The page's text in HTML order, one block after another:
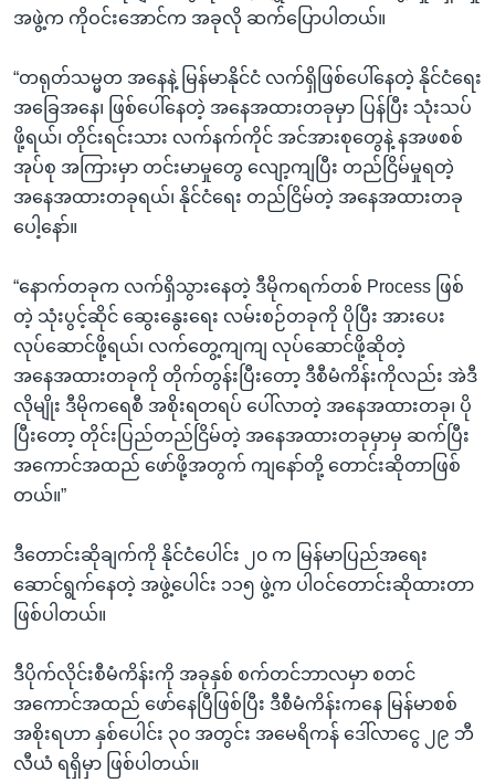
အဖွဲ့က ကိုဝင်းအောင်က အခုလို ဆက်ပြောပါတယ်။
“တရုတ်သမ္မတ အနေနဲ့ မြန်မာနိုင်ငံ လက်ရှိဖြစ်ပေါ်နေတဲ့ နိုင်ငံရေး
အခြေအနေ၊ ဖြစ်ပေါ်နေတဲ့ အနေအထားတခုမှာ ပြန်ပြီး သုံးသပ်
ဖို့ရယ်၊ တိုင်းရင်းသား လက်နက်ကိုင် အင်အားစုတွေနဲ့ နအဖစစ်
အုပ်စု အကြားမှာ တင်းမာမှုတွေ လျော့ကျပြီး တည်ငြိမ်မှုရတဲ့
အနေအထားတခုရယ်၊ နိုင်ငံရေး တည်ငြိမ်တဲ့ အနေအထားတခု
ပေါ့နော်။
“နောက်တခုက လက်ရှိသွားနေတဲ့ ဒီမိုကရက်တစ် Process ဖြစ်
တဲ့ သုံးပွင့်ဆိုင် ဆွေးနွေးရေး လမ်းစဉ်တခုကို ပိုပြီး အားပေး
လုပ်ဆောင်ဖို့ရယ်၊ လက်တွေ့ကျကျ လုပ်ဆောင်ဖို့ဆိုတဲ့
အနေအထားတခုကို တိုက်တွန်းပြီးတော့ ဒီစီမံကိန်းကိုလည်း အဲဒီ
လိုမျိုး ဒီမိုကရေစီ အစိုးရတရပ် ပေါ်လာတဲ့ အနေအထားတခု၊ ပို
ပြီးတော့ တိုင်းပြည်တည်ငြိမ်တဲ့ အနေအထားတခုမှာမှ ဆက်ပြီး
အကောင်အထည် ဖော်ဖို့အတွက် ကျနော်တို့ တောင်းဆိုတာဖြစ်
တယ်။”
ဒီတောင်းဆိုချက်ကို နိုင်ငံပေါင်း ၂၀ က မြန်မာပြည်အရေး
ဆောင်ရွက်နေတဲ့ အဖွဲ့ပေါင်း ၁၁၅ ဖွဲ့က ပါဝင်တောင်းဆိုထားတာ
ဖြစ်ပါတယ်။
ဒီပိုက်လိုင်းစီမံကိန်းကို အခုနှစ် စက်တင်ဘာလမှာ စတင်
အကောင်အထည် ဖော်နေပြီဖြစ်ပြီး ဒီစီမံကိန်းကနေ မြန်မာစစ်
အစိုးရဟာ နှစ်ပေါင်း ၃၀ အတွင်း အမေရိကန် ဒေါ်လာငွေ ၂၉ ဘီ
လီယံ ရရှိမှာ ဖြစ်ပါတယ်။